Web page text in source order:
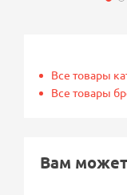
Все товары
Все товары
Вам